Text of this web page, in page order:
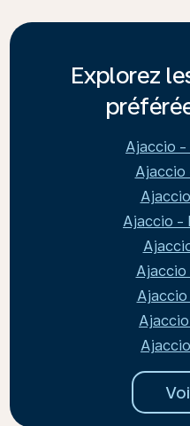
Explorez
Ajaccio -
Ajaccio
Ajaccio -